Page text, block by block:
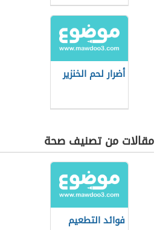
أضرار لحم الخنزير
مقالات من تصنيف صحة
فوائد التطعيم